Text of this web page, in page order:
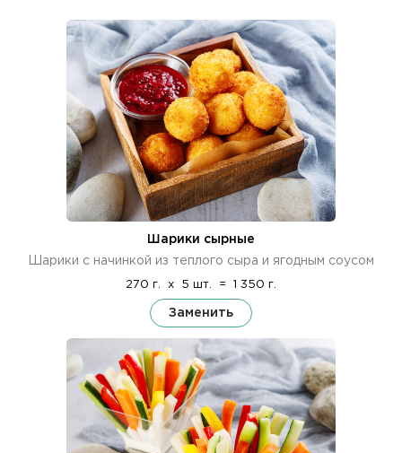
Шарики сырные
Шарики с начинкой из теплого сыра и ягодным соусом
270 г. x 5 шт. = 1 350 г.
Заменить